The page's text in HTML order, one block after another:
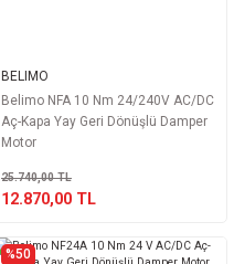
BELIMO
Belimo NFA 10 Nm 24/240V AC/DC
Aç-Kapa Yay Geri Dönüşlü Damper
Motor
25.740,00 TL
12.870,00 TL
%50